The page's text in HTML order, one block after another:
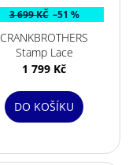
3 699 KČ –51 %
CRANKBROTHERS
Stamp Lace
1 799 Kč
DO KOŠÍKU